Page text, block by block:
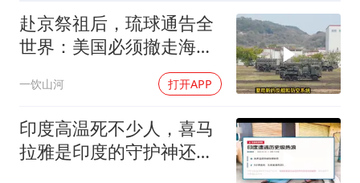
赴京祭祖后，琉球通告全
世界：美国必须撤走海马
一饮山河 打开APP
印度高温死不少人，喜马
拉雅是印度的守护神还是